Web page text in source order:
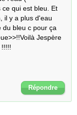
qui est bleu. Et
il y a plus d'eau
du bleu c pour ça
Jespère
Répondre